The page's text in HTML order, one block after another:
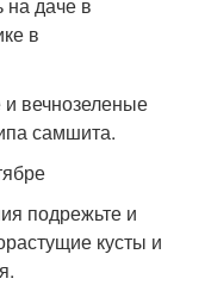
вечнозеленые
самшита.
подрежьте и
кусты и